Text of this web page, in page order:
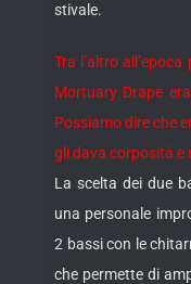
stivale.
Tra l’altro
Mortuary Drape
Possiamo dire che
gli dava corposità e
La scelta dei due
una personale
2 bassi con le
che permette di